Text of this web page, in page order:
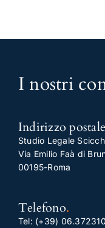
I nostri
Indirizzo
Studio Legale
Via Emilio Faà di
00195-Roma
Telefono.
Tel: (+39)